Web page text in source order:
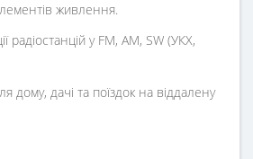
живлення.
радіостанцій у FM, AM, SW (УКХ,
дому, дачі та поїздок на віддалену